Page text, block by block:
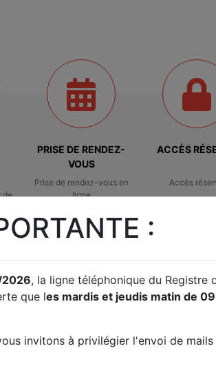
de
PRISE DE RENDEZ-
VOUS
Prise de rendez-vous en
ligne
ACCÈS
Accès
LE
:
, la ligne téléphonique du Registre
que les mardis et jeudis matin de
invitons à privilégier l'envoi de mails